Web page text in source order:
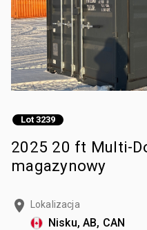
Lot 3239
2025 20 ft Multi-
magazynowy
Lokalizacja
Nisku, AB, CAN